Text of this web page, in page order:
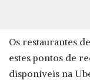
Os restaurantes
estes pontos de
disponíveis na